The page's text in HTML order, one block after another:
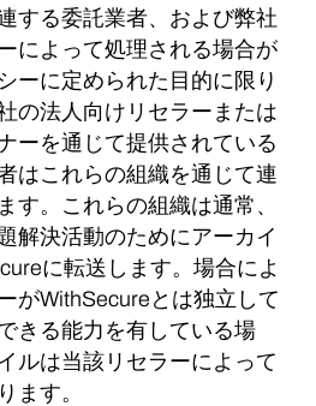
する委託業者、および弊社
によって処理される場合が
ーに定められた目的に限り
の法人向けリセラーまたは
ーを通じて提供されている
はこれらの組織を通じて連
す。 これらの組織は通常、
解決活動のためにアーカイ
に転送します。 場合によ
がWithSecureとは独立して
きる能力を有している場
ルは当該リセラーによって
ます。